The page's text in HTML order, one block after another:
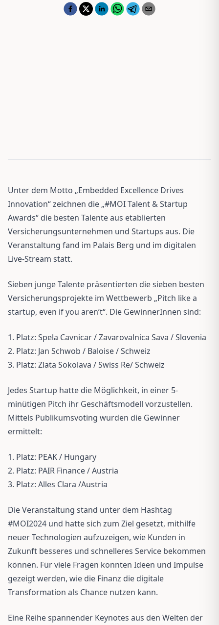
Unter dem Motto „Embedded Excellence Drives
Innovation“ zeichnen die „#MOI Talent & Startup
Awards“ die besten Talente aus etablierten
Versicherungsunternehmen und Startups aus. Die
Veranstaltung fand im Palais Berg und im digitalen
Live-Stream statt.
Sieben junge Talente präsentierten die sieben besten
Versicherungsprojekte im Wettbewerb „Pitch like a
startup, even if you aren’t“. Die GewinnerInnen sind:
1. Platz: Spela Cavnicar / Zavarovalnica Sava / Slovenia
2. Platz: Jan Schwob / Baloise / Schweiz
3. Platz: Zlata Sokolava / Swiss Re/ Schweiz
Jedes Startup hatte die Möglichkeit, in einer 5-
minütigen Pitch ihr Geschäftsmodell vorzustellen.
Mittels Publikumsvoting wurden die Gewinner
ermittelt:
1. Platz: PEAK / Hungary
2. Platz: PAIR Finance / Austria
3. Platz: Alles Clara /Austria
Die Veranstaltung stand unter dem Hashtag
#MOI2024 und hatte sich zum Ziel gesetzt, mithilfe
neuer Technologien aufzuzeigen, wie Kunden in
Zukunft besseres und schnelleres Service bekommen
können. Für viele Fragen konnten Ideen und Impulse
gezeigt werden, wie die Finanz die digitale
Transformation als Chance nutzen kann.
Eine Reihe spannender Keynotes aus den Welten der